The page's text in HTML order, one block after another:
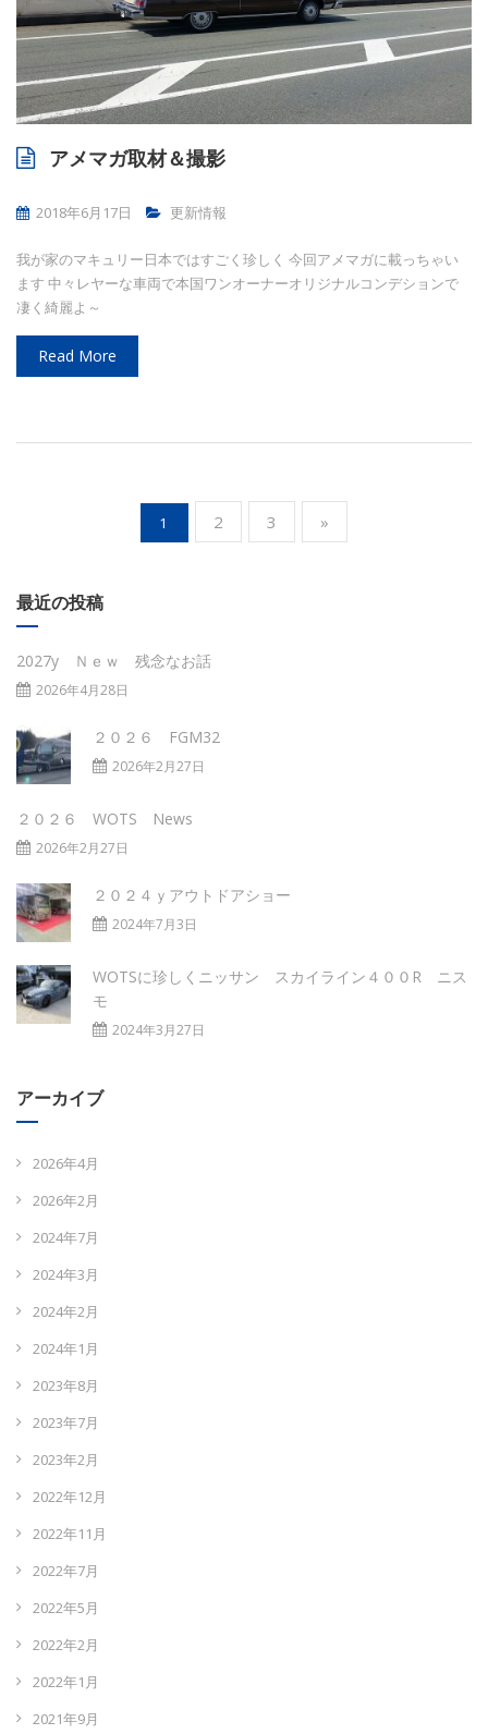
アメマガ取材＆撮影
2018年6月17日 更新情報
我が家のマキュリー日本ではすごく珍しく 今回アメマガに載っちゃい
ます 中々レヤーな車両で本国ワンオーナーオリジナルコンデションで
凄く綺麗よ～
Read More
1 (current)
2 3 »
最近の投稿
2027y Ｎｅｗ 残念なお話
2026年4月28日
２０２６ FGM32
2026年2月27日
２０２６ WOTS News
2026年2月27日
２０２４ｙアウトドアショー
2024年7月3日
WOTSに珍しくニッサン スカイライン４００R ニス
モ
2024年3月27日
アーカイブ
2026年4月
2026年2月
2024年7月
2024年3月
2024年2月
2024年1月
2023年8月
2023年7月
2023年2月
2022年12月
2022年11月
2022年7月
2022年5月
2022年2月
2022年1月
2021年9月